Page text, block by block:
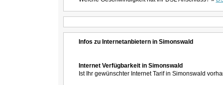
Infos zu Internetanbietern in Simonswald
Internet Verfügbarkeit in Simonswald
Ist Ihr gewünschter Internet Tarif in Simonswald